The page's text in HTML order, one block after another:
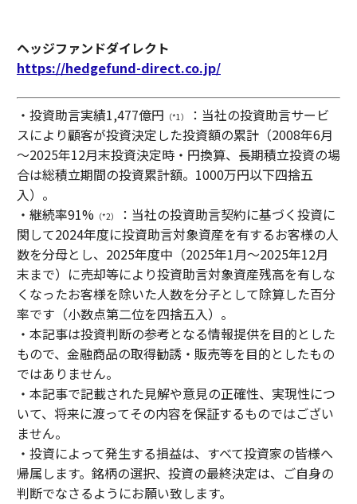
ヘッジファンドダイレクト
https://hedgefund-direct.co.jp/
・投資助言実績1,477億円 （*1）
：当社の投資助言サービ
スにより顧客が投資決定した投資額の累計（2008年6月
～2025年12月末投資決定時・円換算、長期積立投資の場
合は総積立期間の投資累計額。1000万円以下四捨五
入）。
・継続率91% （*2）
：当社の投資助言契約に基づく投資に
関して2024年度に投資助言対象資産を有するお客様の人
数を分母とし、2025年度中（2025年1月～2025年12月
末まで）に売却等により投資助言対象資産残高を有しな
くなったお客様を除いた人数を分子として除算した百分
率です（小数点第二位を四捨五入）。
・本記事は投資判断の参考となる情報提供を目的とした
もので、金融商品の取得勧誘・販売等を目的としたもの
ではありません。
・本記事で記載された見解や意見の正確性、実現性につ
いて、将来に渡ってその内容を保証するものではござい
ません。
・投資によって発生する損益は、すべて投資家の皆様へ
帰属します。銘柄の選択、投資の最終決定は、ご自身の
判断でなさるようにお願い致します。